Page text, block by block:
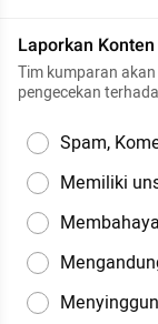
Laporkan Konten
Tim kumparan
pengecekan
Spam,
Memiliki